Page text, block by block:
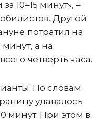
10–15 минут», –
Другой
потратил на
а на
четверть часа.
По словам
удавалось
минут. При этом в